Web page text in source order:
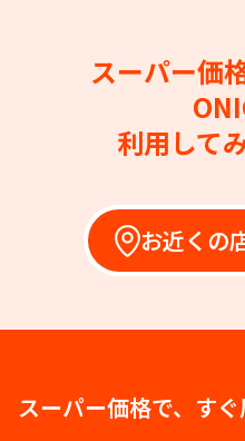
スーパー価
利用して
お近くの
スーパー価格で、すぐ